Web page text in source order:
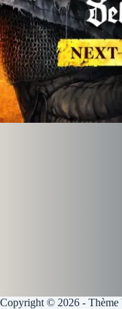
Copyright © 2026 - Thème